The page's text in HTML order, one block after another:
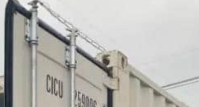
新品（ワンウェイ）
中古コンテナ
シャッター付き
サイドオープン
保冷コンテナ